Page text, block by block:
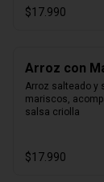
$17.990
Arroz con
Arroz salteado y
mariscos,
salsa criolla
$17.990